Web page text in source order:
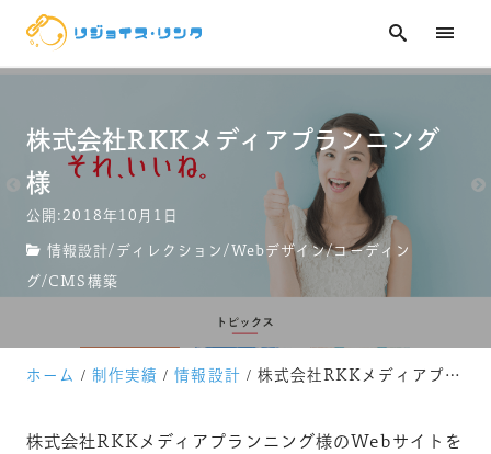
技術ブログ
株式会社RKKメディアプランニング
様
公開:2018年10月1日
情報設計/ ディレクション/Webデザイン/コーディン
グ/CMS構築
ホーム 制作実績 情報設計 株式会社RKKメディアプランニング様
株式会社RKKメディアプランニング様のWebサイトを